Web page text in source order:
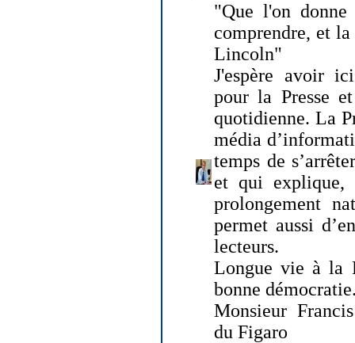
"Que l'on
comprendre, et
Lincoln"
J'espère avoir
pour la Presse
quotidienne. La
média
temps de
et qui explique,
prolongement
permet aussi
lecteurs.
Longue vie à la
bonne
Monsieur
du Figaro